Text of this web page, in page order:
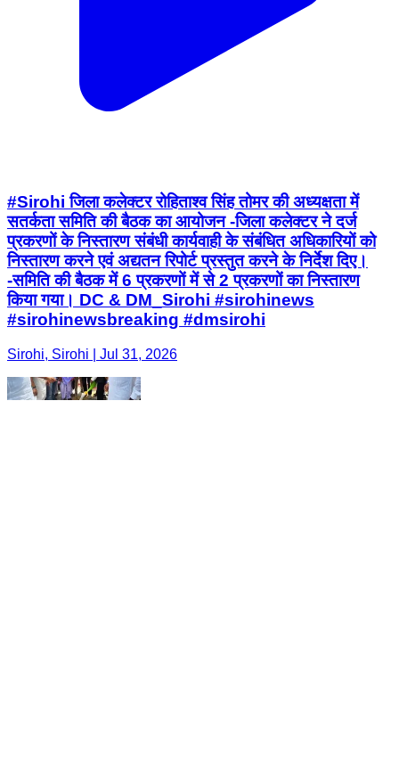
#Sirohi जिला कलेक्टर रोहिताश्व सिंह तोमर की अध्यक्षता में
सतर्कता समिति की बैठक का आयोजन -जिला कलेक्टर ने दर्ज
प्रकरणों के निस्तारण संबंधी कार्यवाही के संबंधित अधिकारियों को
निस्तारण करने एवं अद्यतन रिपोर्ट प्रस्तुत करने के निर्देश दिए।
-समिति की बैठक में 6 प्रकरणों में से 2 प्रकरणों का निस्तारण
किया गया। DC & DM_Sirohi #sirohinews
#sirohinewsbreaking #dmsirohi
Sirohi, Sirohi | Jul 31, 2026